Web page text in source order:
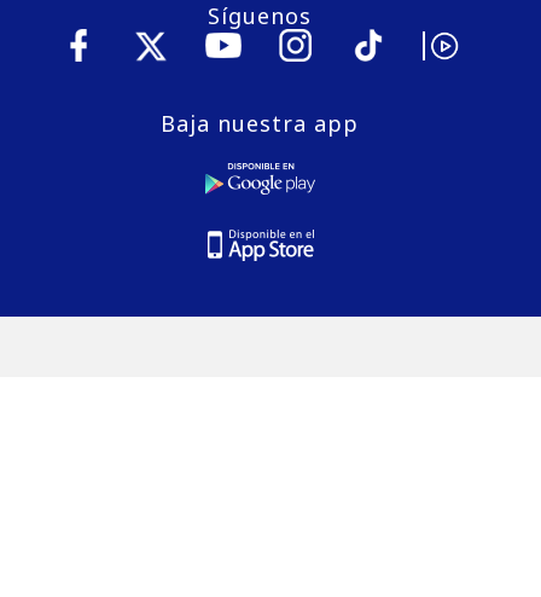
Síguenos
Baja nuestra app